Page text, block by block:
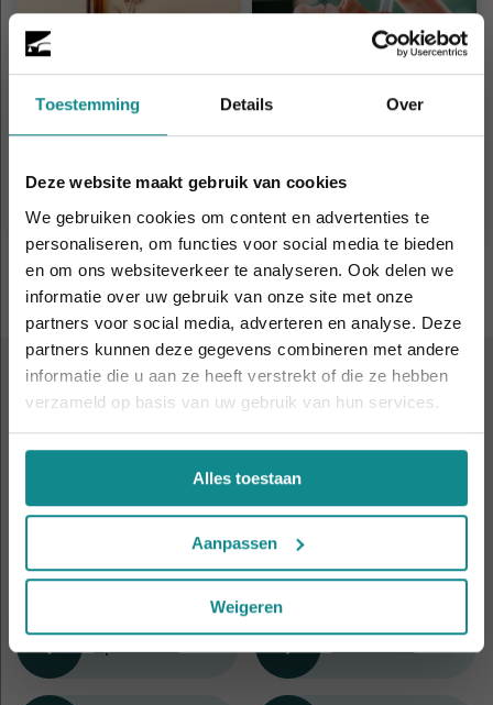
Toestemming Details Over
Deze website maakt gebruik van cookies
We gebruiken cookies om content en advertenties te
personaliseren, om functies voor social media te bieden
en om ons websiteverkeer te analyseren. Ook delen we
informatie over uw gebruik van onze site met onze
partners voor social media, adverteren en analyse. Deze
partners kunnen deze gegevens combineren met andere
informatie die u aan ze heeft verstrekt of die ze hebben
verzameld op basis van uw gebruik van hun services.
Alles toestaan
Aanpassen
Weigeren
producten altijd
Datum
Meer lezen
massages in je salon
Meer lezen
Volgende pagina
ALTIJD IN DE BUURT
9 leslocatiesdoor heel
Nederland en België
Laatste week! 10% korting t.e.m. 15 augustus,
daarna eindigt de zomeractie definitief.
Sluiten